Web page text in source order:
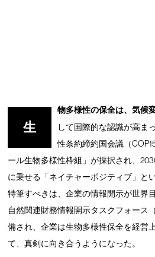
生
物多様性の保全は、気候
して国際的な認識が高ま
性条約締約国会議（
ール生物多様性枠組」が採択され、
に乗せる「ネイチャーポジティブ」と
特筆すべきは、企業の情報開示が世界
自然関連財務情報開示タスクフォース
備され、企業は生物多様性保全を経営
て、真剣に向き合うようになった。